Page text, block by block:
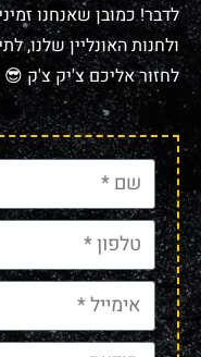
לדבר! כמובן שאנחנו
ולחנות האונליין שלנו,
לחזור אליכם צ'יק צ'ק 😎